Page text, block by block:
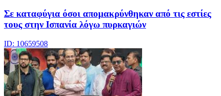
Σε καταφύγια όσοι απομακρύνθηκαν από τις εστίες
τους στην Ισπανία λόγω πυρκαγιών
ID: 10659508